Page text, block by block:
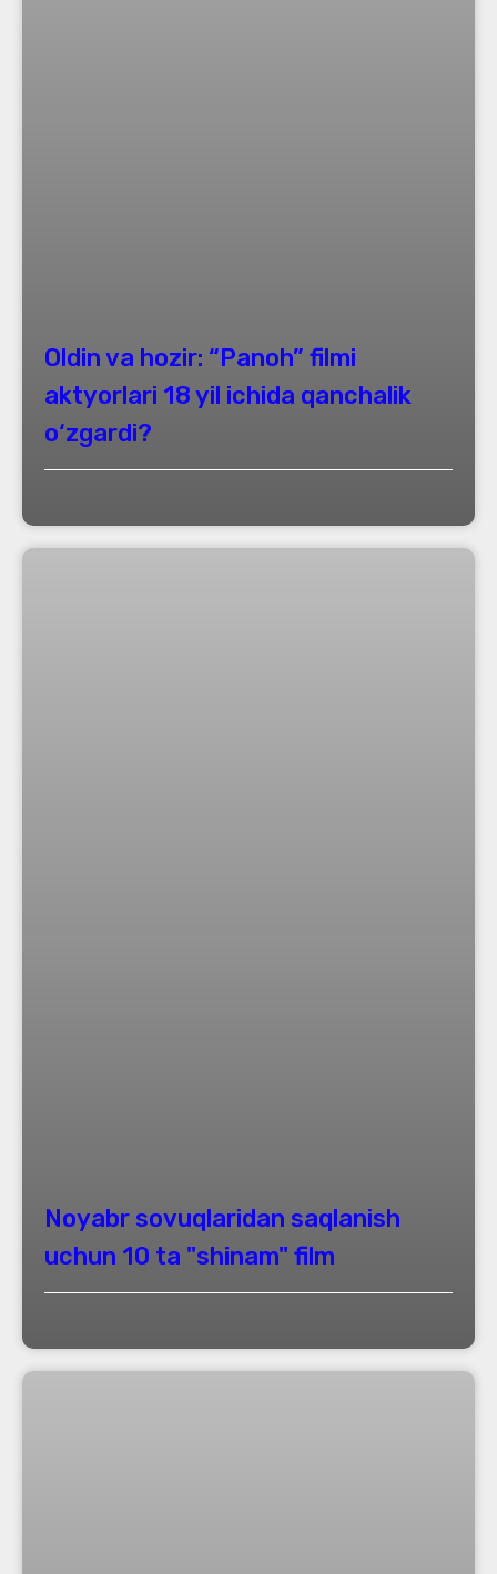
Oldin va hozir: “Panoh” filmi
aktyorlari 18 yil ichida qanchalik
o‘zgardi?
Noyabr sovuqlaridan saqlanish
uchun 10 ta "shinam" film